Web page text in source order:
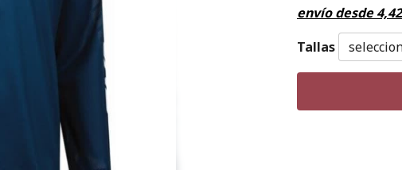
envío desde4,42
Tallas